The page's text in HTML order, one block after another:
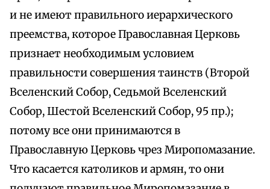
и не имеют правильного иерархического
преемства, которое Православная Церковь
признает необходимым условием
правильности совершения таинств (Второй
Вселенский Собор, Седьмой Вселенский
Собор, Шестой Вселенский Собор, 95 пр.);
потому все они принимаются в
Православную Церковь чрез Миропомазание.
Что касается католиков и армян, то они